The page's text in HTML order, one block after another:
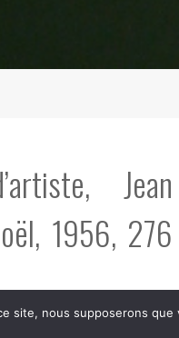
Jean
1956, 276
site, nous supposerons